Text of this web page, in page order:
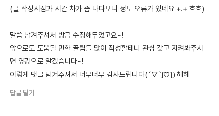
(글 작성시점과 시간 차가 좀 나다보니 정보 오류가 있네요 +.+ 흐흐)
말씀 남겨주셔서 방금 수정해두었고요~!
앞으로도 도움될 만한 꿀팁들 많이 작성할테니 관심 갖고 지켜봐주시
면 영광으로 알겠습니다~!
이렇게 댓글 남겨주셔서 너무너무 감사드립니다(´▽`ʃ♡ƪ) 헤헤
답글 달기